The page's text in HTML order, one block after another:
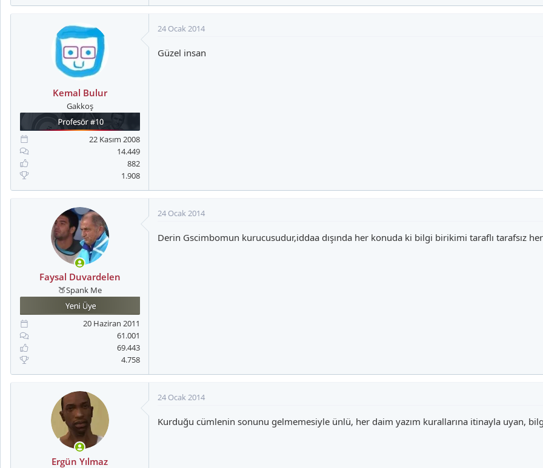
Kemal Bulur
Gakkoş
22 Kasım 2008
14.449
882
1.908
24 Ocak 2014
Güzel insan
Faysal Duvardelen
🍑Spank Me
20 Haziran 2011
61.001
69.443
4.758
24 Ocak 2014
Derin Gscimbomun kurucusudur,iddaa dışında her konuda ki bilgi birikimi taraflı tarafsız
Ergün Yılmaz
24 Ocak 2014
Kurduğu cümlenin sonunu gelmemesiyle ünlü, her daim yazım kurallarına itinayla uyan,